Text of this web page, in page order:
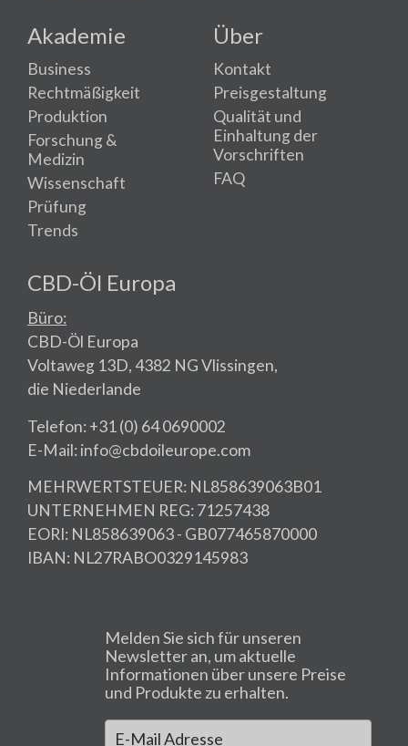
Akademie
Business
Rechtmäßigkeit
Produktion
Forschung &
Medizin
Wissenschaft
Prüfung
Trends
Über
Kontakt
Preisgestaltung
Qualität und
Einhaltung der
Vorschriften
FAQ
CBD-Öl Europa
Büro:
CBD-Öl Europa
Voltaweg 13D, 4382 NG Vlissingen,
die Niederlande
Telefon: +31 (0) 64 0690002
E-Mail: info@cbdoileurope.com
MEHRWERTSTEUER: NL858639063B01
UNTERNEHMEN REG: 71257438
EORI: NL858639063 - GB077465870000
IBAN: NL27RABO0329145983
Melden Sie sich für unseren
Newsletter an, um aktuelle
Informationen über unsere Preise
und Produkte zu erhalten.